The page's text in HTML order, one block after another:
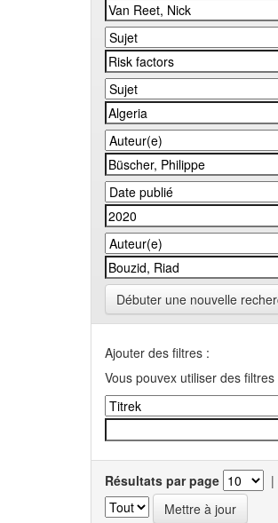
Débuter une nouvelle
Ajouter des filtres :
Vous pouvex utiliser des
Résultats par page |